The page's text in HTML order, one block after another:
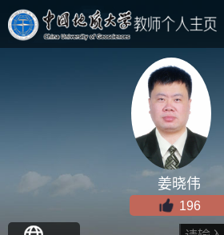
姜晓伟
196